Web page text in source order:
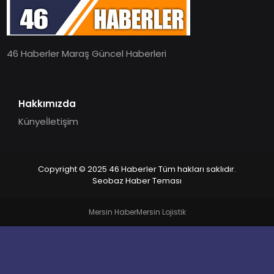
EĞITIM
MAGAZIN
YAŞAM
46 Haberler Maraş Güncel Haberleri
Hakkımızda
Künyeİletişim
Copyright © 2025 46 Haberler Tüm hakları saklıdır.
Seobaz Haber Teması
Mersin HaberMersin Lojistik